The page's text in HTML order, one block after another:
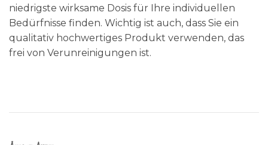
niedrigste wirksame Dosis für Ihre individuellen
Bedürfnisse finden. Wichtig ist auch, dass Sie ein
qualitativ hochwertiges Produkt verwenden, das
frei von Verunreinigungen ist.